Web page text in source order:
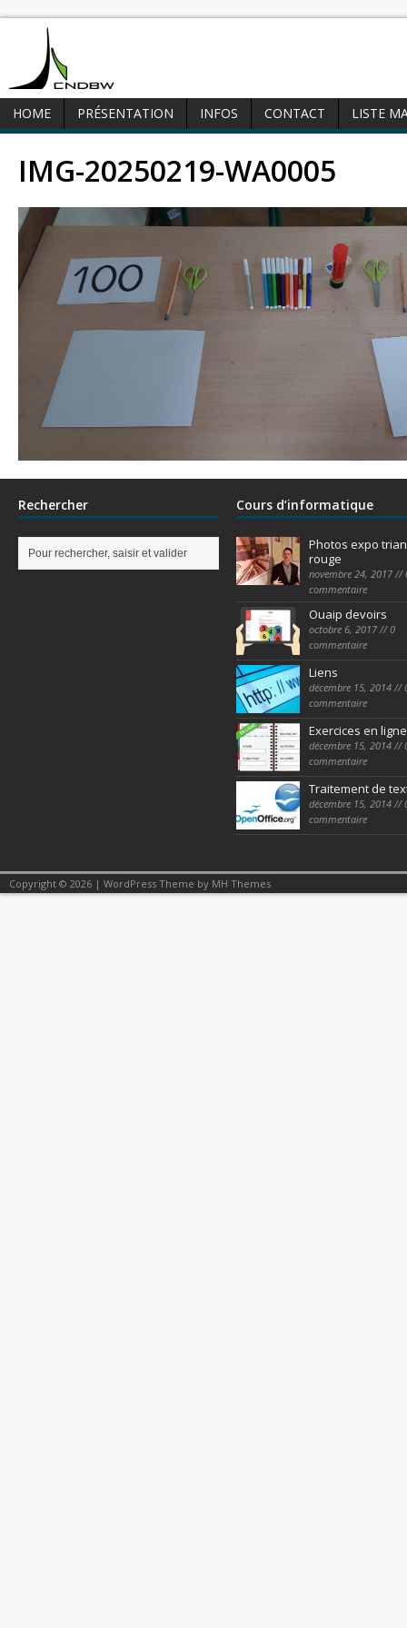
HOME PRÉSENTATION INFOS CONTACT LISTE
IMG-20250219-WA0005
Rechercher Cours d’informatique
Photos expo
rouge
novembre 24, 2017 //
commentaire
Ouaip devoirs
octobre 6, 2017 // 0
commentaire
Liens
décembre 15, 2014 //
commentaire
Exercices en ligne
décembre 15, 2014 //
commentaire
Traitement de
décembre 15, 2014 //
commentaire
Copyright © 2026 | WordPress Theme by MH Themes